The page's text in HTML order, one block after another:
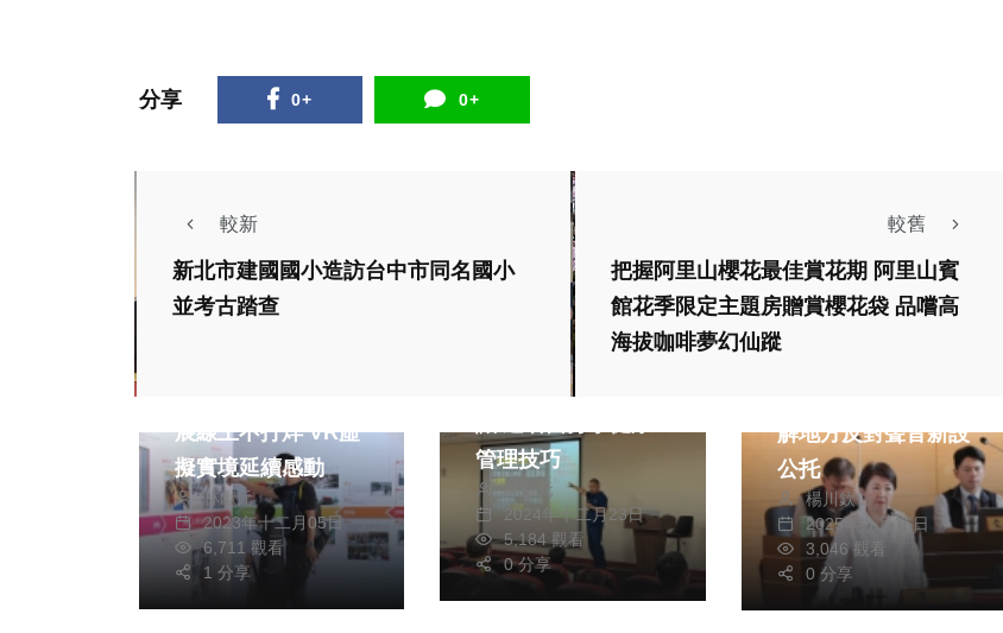
分享 0+ 0+
較新
新北市建國國小造訪台中市同名國小
並考古踏查
較舊
把握阿里山櫻花最佳賞花期 阿里山賓
館花季限定主題房贈賞櫻花袋 品嚐高
海拔咖啡夢幻仙蹤
展線上不打烊 VR虛
擬實境延續感動
林獻元
2023年十二月05日
6,711 觀看
1 分享
旅遊
中捷提升員工健康意
管理技巧
林獻元
2024年十二月23日
5,184 觀看
0 分享
解地方反對聲音新設
公托
楊川欽
2025年九月16日
3,046 觀看
0 分享
藝文
打造漫畫之都！日本
司法放大鏡
福建林公信俗文
化專區